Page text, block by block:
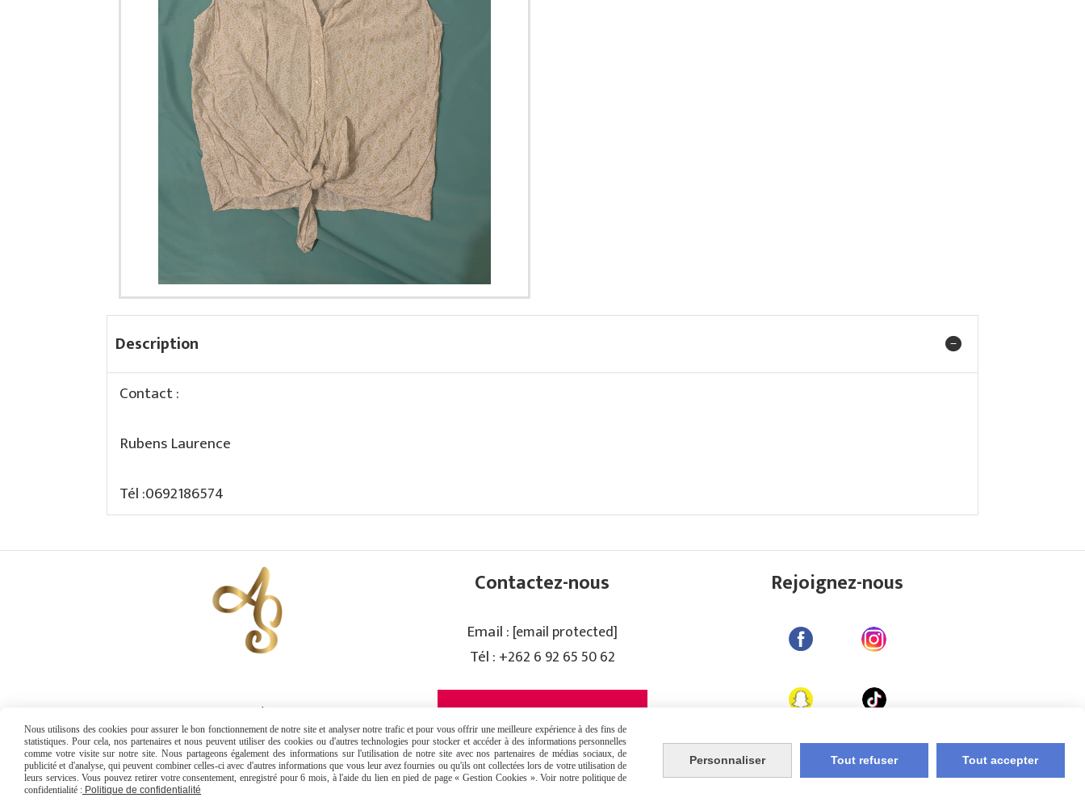
Description
Contact :
Rubens Laurence
Tél :0692186574
Se connecter / S'inscrire
Contactez-nous
Email : [email protected]
Tél : +262 6 92 65 50 62
PRISE DE RENDEZ-VOUS
Rejoignez-nous
Nous utilisons des cookies pour assurer le bon fonctionnement de notre site et analyser notre trafic et pour vous offrir une meilleure expérience à des fins de
statistiques. Pour cela, nos partenaires et nous peuvent utiliser des cookies ou d'autres technologies pour stocker et accéder à des informations personnelles
comme votre visite sur notre site. Nous partageons également des informations sur l'utilisation de notre site avec nos partenaires de médias sociaux, de
publicité et d'analyse, qui peuvent combiner celles-ci avec d'autres informations que vous leur avez fournies ou qu'ils ont collectées lors de votre utilisation de
leurs services. Vous pouvez retirer votre consentement, enregistré pour 6 mois, à l'aide du lien en pied de page « Gestion Cookies ». Voir notre politique de
confidentialité : Politique de confidentialité
Personnaliser Tout refuser Tout accepter